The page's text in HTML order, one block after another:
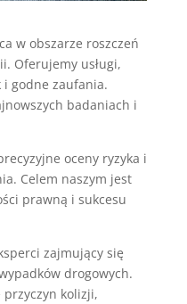
w obszarze roszczeń
Oferujemy usługi,
i godne zaufania.
badaniach i
oceny ryzyka i
Celem naszym jest
prawną i sukcesu
zajmujący się
drogowych.
kolizji,